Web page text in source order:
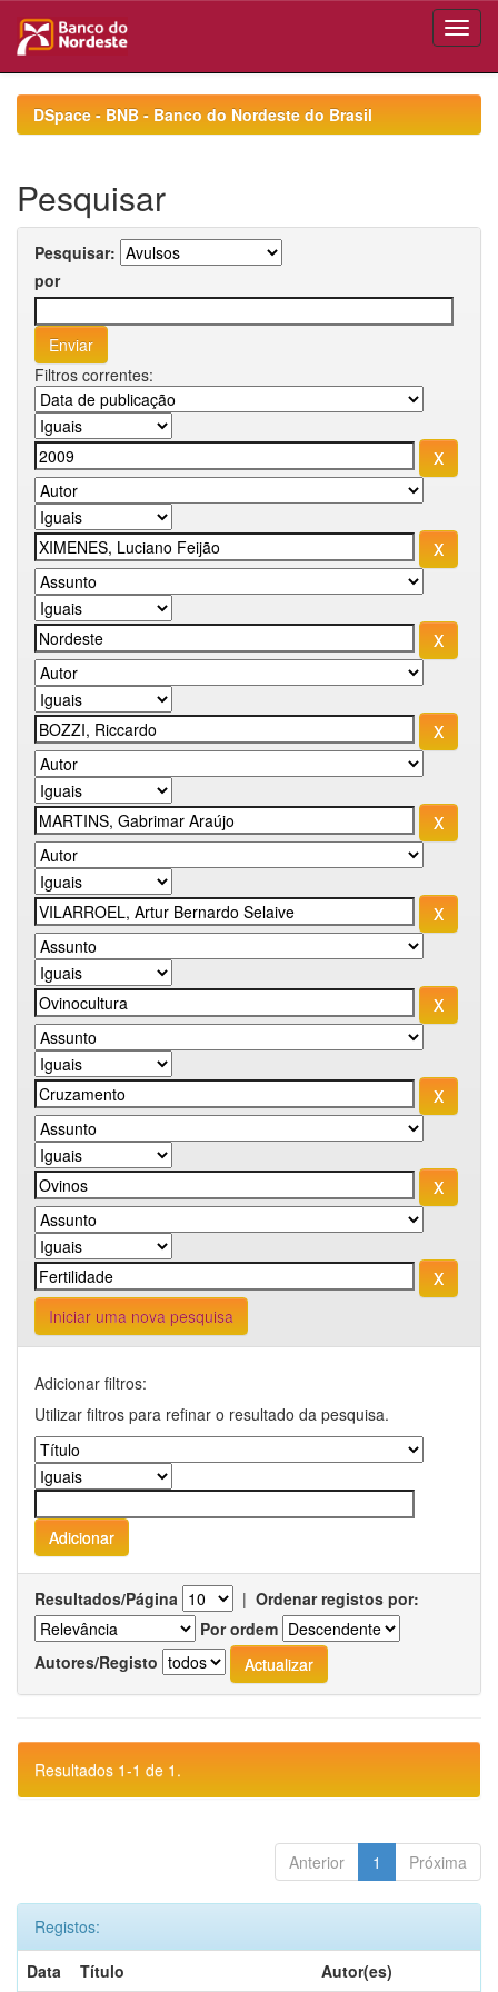
navigationDSpace - BNB - Banco do Nordeste do Brasil
Pesquisar
Pesquisar:
por
Filtros correntes:
Iniciar uma nova pesquisa
Adicionar filtros:
Utilizar filtros para refinar o resultado da pesquisa.
Resultados/Página | Ordenar registos por:
Por ordem
Autores/Registo
Resultados 1-1 de 1.
Anterior 1 Próxima
Registos:
Data
Título Autor(es)